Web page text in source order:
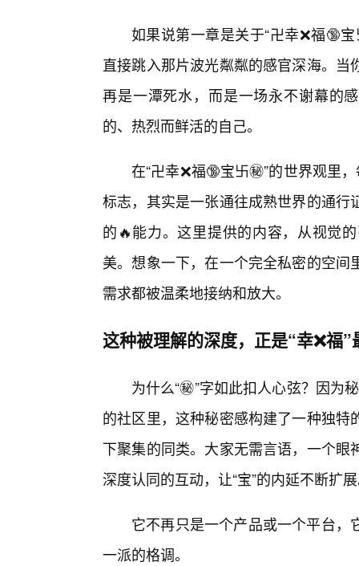
如果说第一章是关于“卍幸❌福🔞
直接跳入那片波光粼粼的感官深海。
再是一潭死水，而是一场永不谢幕的
的、热烈而鲜活的自己。
在“卍幸❌福🔞宝卐㊙️”的世界观里
标志，其实是一张通往成熟世界的通
的🔥能力。这里提供的内容，从视觉
美。想象一下，在一个完全私密的空
需求都被温柔地接纳和放大。
这种被理解的深度，正是“幸❌福
为什么“㊙️”字如此扣人心弦？因为
的社区里，这种秘密感构建了一种独
下聚集的同类。大家无需言语，一个
深度认同的互动，让“宝”的内延不断扩
它不再只是一个产品或一个平台
一派的格调。